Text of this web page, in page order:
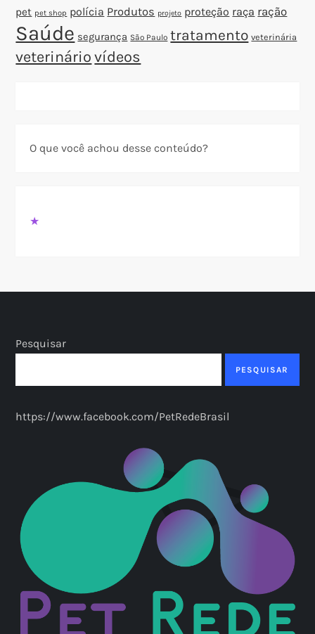
pet pet shop polícia Produtos projeto proteção raça ração
Saúde segurança São Paulo tratamento veterinária
veterinário vídeos
O que você achou desse conteúdo?
★
Pesquisar
PESQUISAR
https://www.facebook.com/PetRedeBrasil